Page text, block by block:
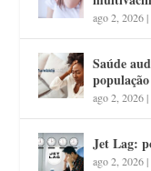
ago 2, 2026|
Saúde
ago 2, 2026|
Jet Lag:
ago 2, 2026|